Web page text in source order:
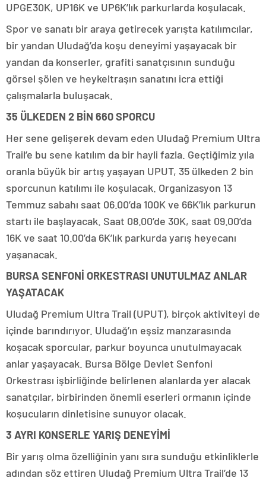
UPGE30K, UP16K ve UP6K’lık parkurlarda koşulacak.
Spor ve sanatı bir araya getirecek yarışta katılımcılar,
bir yandan Uludağ’da koşu deneyimi yaşayacak bir
yandan da konserler, grafiti sanatçısının sunduğu
görsel şölen ve heykeltraşın sanatını icra ettiği
çalışmalarla buluşacak.
35 ÜLKEDEN 2 BİN 660 SPORCU
Her sene gelişerek devam eden Uludağ Premium Ultra
Trail’e bu sene katılım da bir hayli fazla. Geçtiğimiz yıla
oranla büyük bir artış yaşayan UPUT, 35 ülkeden 2 bin
sporcunun katılımı ile koşulacak. Organizasyon 13
Temmuz sabahı saat 06.00’da 100K ve 66K’lık parkurun
startı ile başlayacak. Saat 08.00’de 30K, saat 09.00’da
16K ve saat 10.00’da 6K’lık parkurda yarış heyecanı
yaşanacak.
BURSA SENFONİ ORKESTRASI UNUTULMAZ ANLAR
YAŞATACAK
Uludağ Premium Ultra Trail (UPUT), birçok aktiviteyi de
içinde barındırıyor. Uludağ’ın eşsiz manzarasında
koşacak sporcular, parkur boyunca unutulmayacak
anlar yaşayacak. Bursa Bölge Devlet Senfoni
Orkestrası işbirliğinde belirlenen alanlarda yer alacak
sanatçılar, birbirinden önemli eserleri ormanın içinde
koşucuların dinletisine sunuyor olacak.
3 AYRI KONSERLE YARIŞ DENEYİMİ
Bir yarış olma özelliğinin yanı sıra sunduğu etkinliklerle
adından söz ettiren Uludağ Premium Ultra Trail’de 13